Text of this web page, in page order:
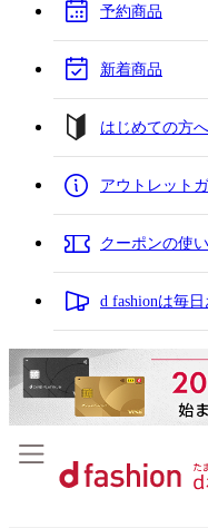
予約商品
新着商品
はじめての方へ
アウトレット
クーポンの使
d fashionは毎